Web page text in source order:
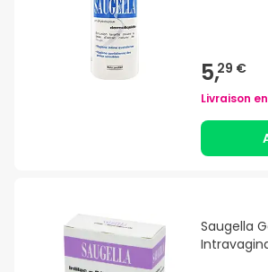
5,29 €
Livraison en
Saugella